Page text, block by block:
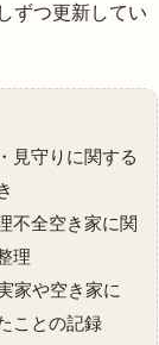
ずつ更新してい
見守りに関する
不全空き家に関
理
家や空き家に
ことの記録